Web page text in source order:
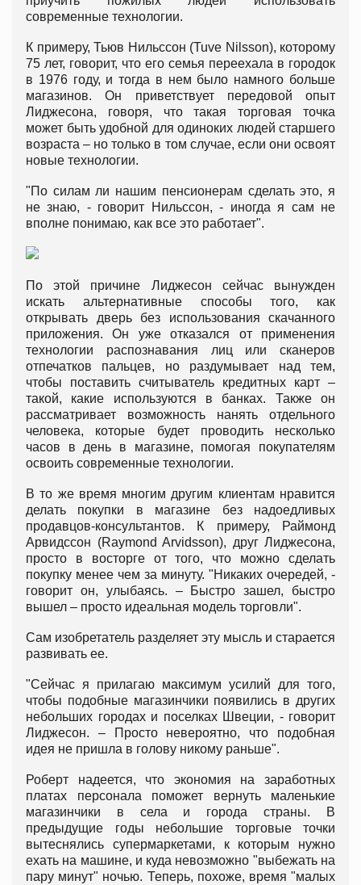
современные технологии.
К примеру, Тьюв Нильссон (Tuve Nilsson), которому
75 лет, говорит, что его семья переехала в городок
в 1976 году, и тогда в нем было намного больше
магазинов. Он приветствует передовой опыт
Лиджесона, говоря, что такая торговая точка
может быть удобной для одиноких людей старшего
возраста – но только в том случае, если они освоят
новые технологии.
"По силам ли нашим пенсионерам сделать это, я
не знаю, - говорит Нильссон, - иногда я сам не
вполне понимаю, как все это работает".
По этой причине Лиджесон сейчас вынужден
искать альтернативные способы того, как
открывать дверь без использования скачанного
приложения. Он уже отказался от применения
технологии распознавания лиц или сканеров
отпечатков пальцев, но раздумывает над тем,
чтобы поставить считыватель кредитных карт –
такой, какие используются в банках. Также он
рассматривает возможность нанять отдельного
человека, которые будет проводить несколько
часов в день в магазине, помогая покупателям
освоить современные технологии.
В то же время многим другим клиентам нравится
делать покупки в магазине без надоедливых
продавцов-консультантов. К примеру, Раймонд
Арвидссон (Raymond Arvidsson), друг Лиджесона,
просто в восторге от того, что можно сделать
покупку менее чем за минуту. "Никаких очередей, -
говорит он, улыбаясь. – Быстро зашел, быстро
вышел – просто идеальная модель торговли".
Сам изобретатель разделяет эту мысль и старается
развивать ее.
"Сейчас я прилагаю максимум усилий для того,
чтобы подобные магазинчики появились в других
небольших городах и поселках Швеции, - говорит
Лиджесон. – Просто невероятно, что подобная
идея не пришла в голову никому раньше".
Роберт надеется, что экономия на заработных
платах персонала поможет вернуть маленькие
магазинчики в села и города страны. В
предыдущие годы небольшие торговые точки
вытеснялись супермаркетами, к которым нужно
ехать на машине, и куда невозможно "выбежать на
пару минут" ночью. Теперь, похоже, время "малых